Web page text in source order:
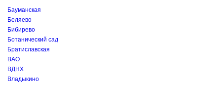
Бауманская
Беляево
Бибирево
Ботанический сад
Братиславская
ВАО
ВДНХ
Владыкино